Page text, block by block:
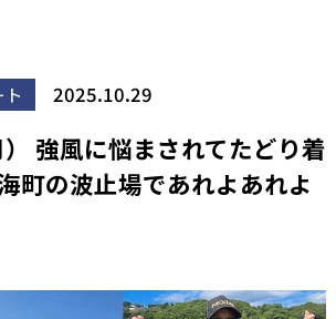
2025.10.29
強風に悩まされてたどり着
町の波止場であれよあれよ